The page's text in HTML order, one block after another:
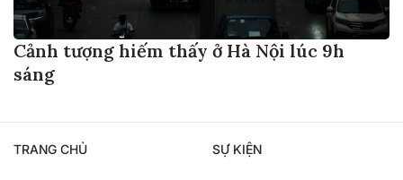
Cảnh tượng hiếm thấy ở Hà Nội lúc 9h
sáng
TRANG CHỦ SỰ KIỆN